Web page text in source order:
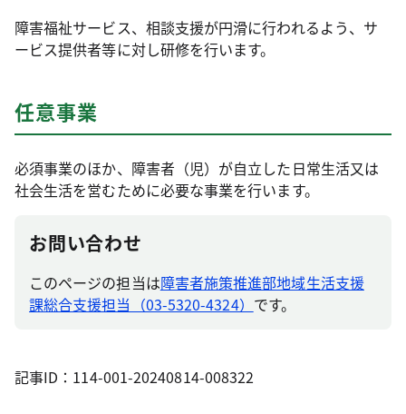
障害福祉サービス、相談支援が円滑に行われるよう、サ
ービス提供者等に対し研修を行います。
任意事業
必須事業のほか、障害者（児）が自立した日常生活又は
社会生活を営むために必要な事業を行います。
お問い合わせ
このページの担当は障害者施策推進部地域生活支援
課総合支援担当（03-5320-4324） です。
記事ID：114-001-20240814-008322